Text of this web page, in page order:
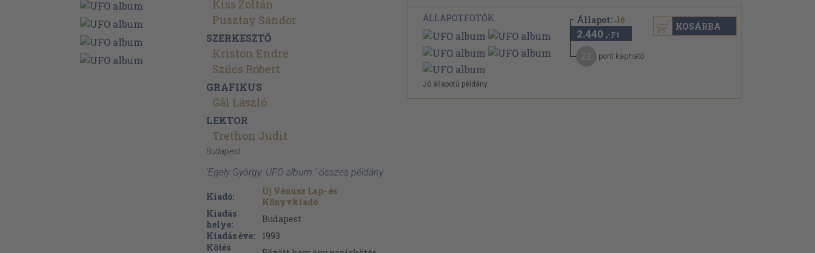
Kiss Zoltán
Pusztay Sándor
SZERKESZTŐ
Kriston Endre
Szűcs Róbert
GRAFIKUS
Gál László
LEKTOR
Trethon Judit
Budapest
'Egely György: UFO album ' összes példány
Kiadó:
Új Vénusz Lap- és
Könyvkiadó
Kiadás
helye:
Budapest
Kiadás éve:
1993
Kötés
ÁLLAPOTFOTÓK
Jó állapotú példány.
Állapot: Jó
2.440 ,-Ft
pont kapható
KOSÁRBA